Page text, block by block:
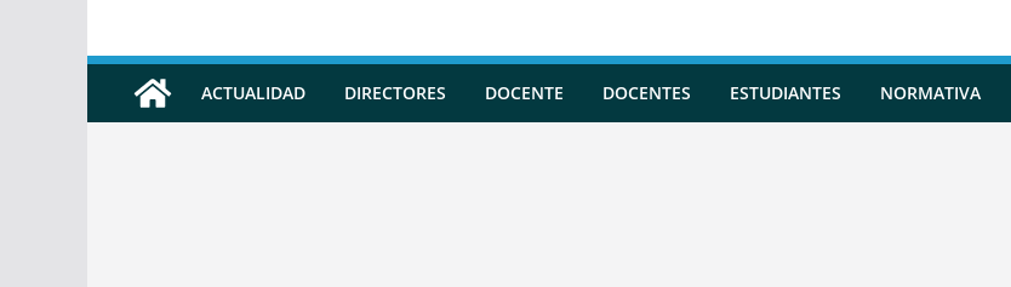
ACTUALIDAD DIRECTORES DOCENTE DOCENTES ESTUDIANTES NORMATIVA